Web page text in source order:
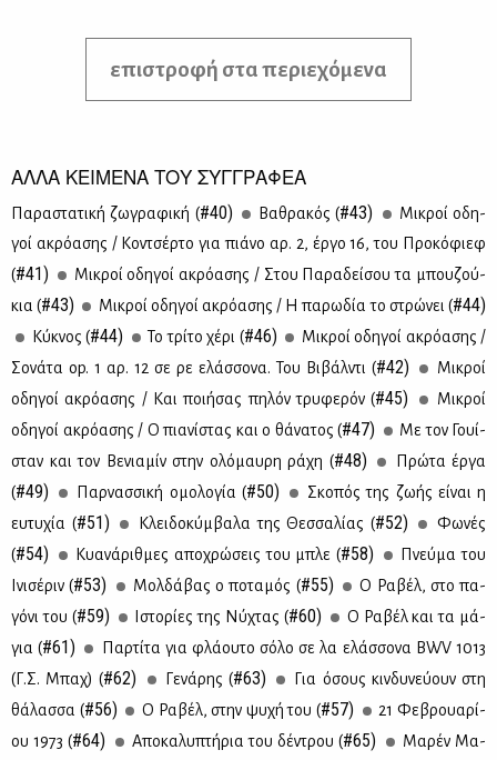
επιστροφή στα περιεχόμενα
ΑΛΛΑ ΚΕΙΜΕΝΑ ΤΟΥ ΣΥΓΓΡΑΦΕΑ
Πα­ρα­στα­τι­κή ζω­γρα­φι­κή (#40) Βα­θρα­κός (#43)
Μι­κροί οδη­
γοί ακρό­α­σης / Κον­τσέρ­το για πιά­νο αρ. 2, έρ­γο 16, του Προ­κό­φιεφ
(#41)
Μι­κροί οδη­γοί ακρό­α­σης / Στου Πα­ρα­δεί­σου τα μπου­ζού­
κια (#43) Μι­κροί οδη­γοί ακρό­α­σης / Η πα­ρω­δία το στρώ­νει (#44)
Κύ­κνος (#44) Το τρί­το χέ­ρι (#46)
Μι­κροί οδη­γοί ακρό­α­σης /
Σο­νά­τα op. 1 αρ. 12 σε ρε ελάσ­σο­να. Του Βι­βάλ­ντι (#42)
Μι­κροί
οδη­γοί ακρό­α­σης / Και ποι­ή­σας πη­λόν τρυ­φε­ρόν (#45)
Μι­κροί
οδη­γοί ακρό­α­σης / Ο πια­νί­στας και ο θά­να­τος (#47)
Με τον Γουί­
σταν και τον Βε­νια­μίν στην ολό­μαυ­ρη ρά­χη (#48)
Πρώ­τα έρ­γα
(#49) Παρ­νασ­σι­κή ομο­λο­γία (#50)
Σκο­πός της ζω­ής εί­ναι η
ευ­τυ­χία (#51) Κλει­δο­κύμ­βα­λα της Θεσ­σα­λί­ας (#52)
Φω­νές
(#54) Κυα­νά­ριθ­μες απο­χρώ­σεις του μπλε (#58)
Πνεύ­μα του
Ινι­σέ­ριν (#53) Μολ­δά­βας ο πο­τα­μός (#55)
Ο Ρα­βέλ, στο πα­
γό­νι του (#59) Ιστο­ρί­ες της Νύ­χτας (#60)
Ο Ρα­βέλ και τα μά­
για (#61)
Παρ­τί­τα για φλά­ου­το σό­λο σε λα ελάσ­σο­να BWV 1013
(Γ.Σ. Μπαχ) (#62) Γε­νά­ρης (#63)
Για όσους κιν­δυ­νεύ­ουν στη
θά­λασ­σα (#56) Ο Ρα­βέλ, στην ψυ­χή του (#57)
21 Φε­βρουα­ρί­
ου 1973 (#64) Απο­κα­λυ­πτή­ρια του δέ­ντρου (#65)
Μα­ρέν Μα­